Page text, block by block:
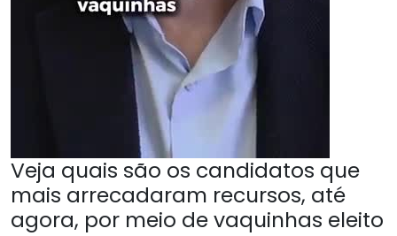
Veja quais são os candidatos que
mais arrecadaram recursos, até
agora, por meio de vaquinhas eleito